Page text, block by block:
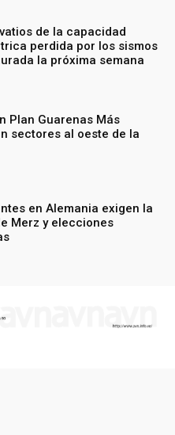
de la capacidad
perdida por los sismos
la próxima semana
Plan Guarenas Más
sectores al oeste de la
en Alemania exigen la
Merz y elecciones